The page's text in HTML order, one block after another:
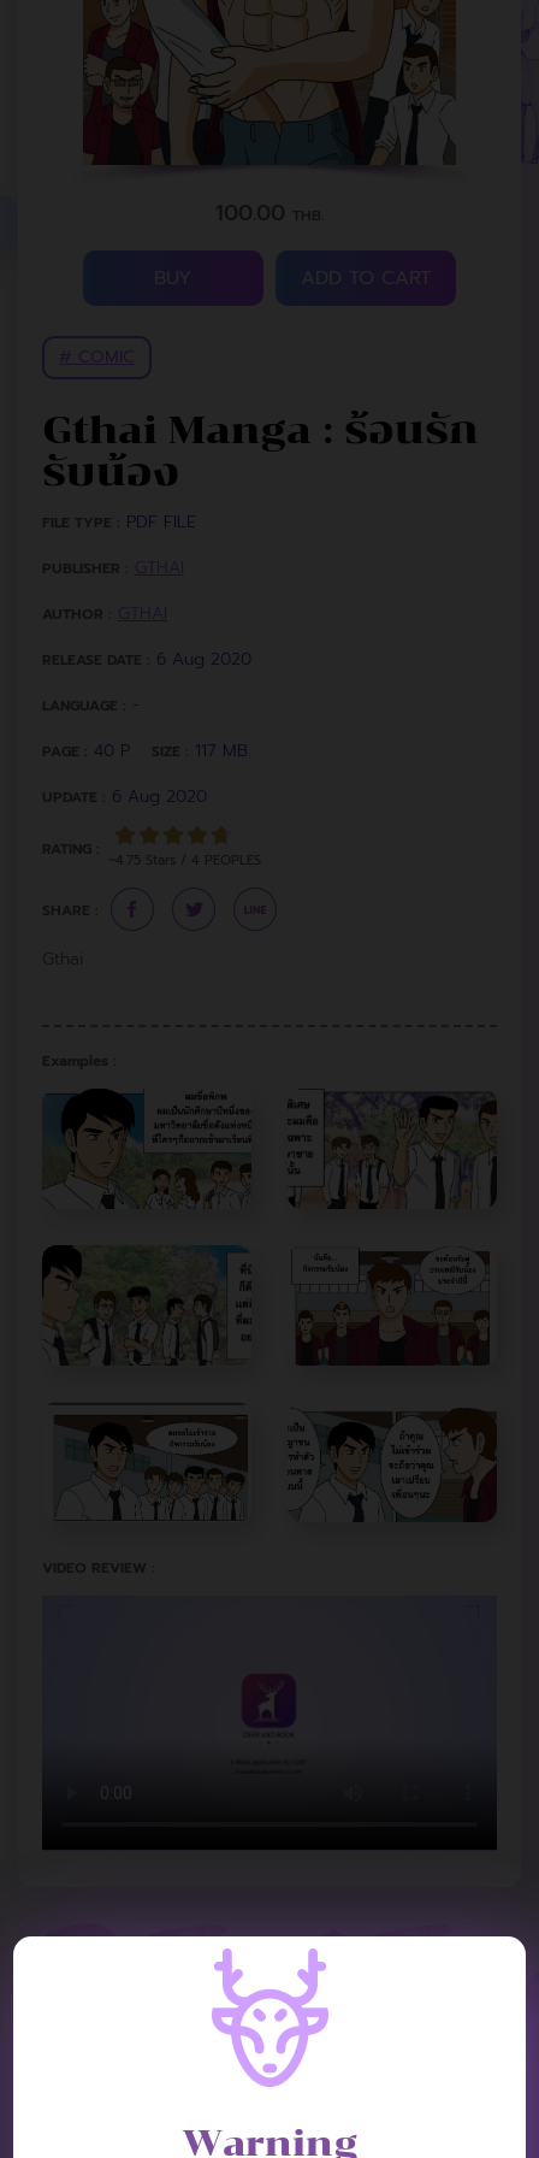
100.00 THB.
ADD TO CART
Gthai Manga : ร้อนรัก
รับน้อง
FILE TYPE : PDF FILE
PUBLISHER :
AUTHOR :
RELEASE DATE : 6 Aug 2020
LANGUAGE : -
PAGE : 40 P. SIZE : 117 MB.
UPDATE : 6 Aug 2020
RATING :
~4.75 Stars / 4 PEOPLES
SHARE :
Gthai
Examples :
VIDEO REVIEW :
REVIEW
Warning